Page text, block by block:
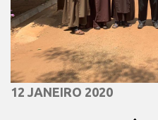
12 JANEIRO 2020